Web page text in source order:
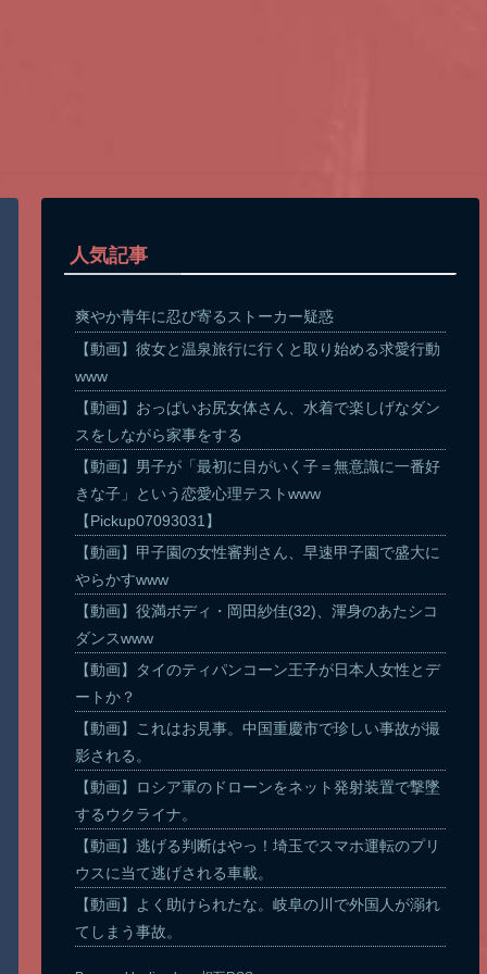
人気記事
爽やか青年に忍び寄るストーカー疑惑
【動画】彼女と温泉旅行に行くと取り始める求愛行動
www
【動画】おっぱいお尻女体さん、水着で楽しげなダン
スをしながら家事をする
【動画】男子が「最初に目がいく子＝無意識に一番好
きな子」という恋愛心理テストwww
【Pickup07093031】
【動画】甲子園の女性審判さん、早速甲子園で盛大に
やらかすwww
【動画】役満ボディ・岡田紗佳(32)、渾身のあたシコ
ダンスwww
【動画】タイのティパンコーン王子が日本人女性とデ
ートか？
【動画】これはお見事。中国重慶市で珍しい事故が撮
影される。
【動画】ロシア軍のドローンをネット発射装置で撃墜
するウクライナ。
【動画】逃げる判断はやっ！埼玉でスマホ運転のプリ
ウスに当て逃げされる車載。
【動画】よく助けられたな。岐阜の川で外国人が溺れ
てしまう事故。